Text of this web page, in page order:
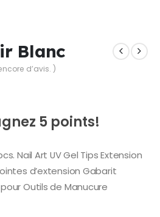
Blanc
d’avis. )
5 points!
Nail Art UV Gel Tips Extension
d’extension Gabarit
Outils de Manucure